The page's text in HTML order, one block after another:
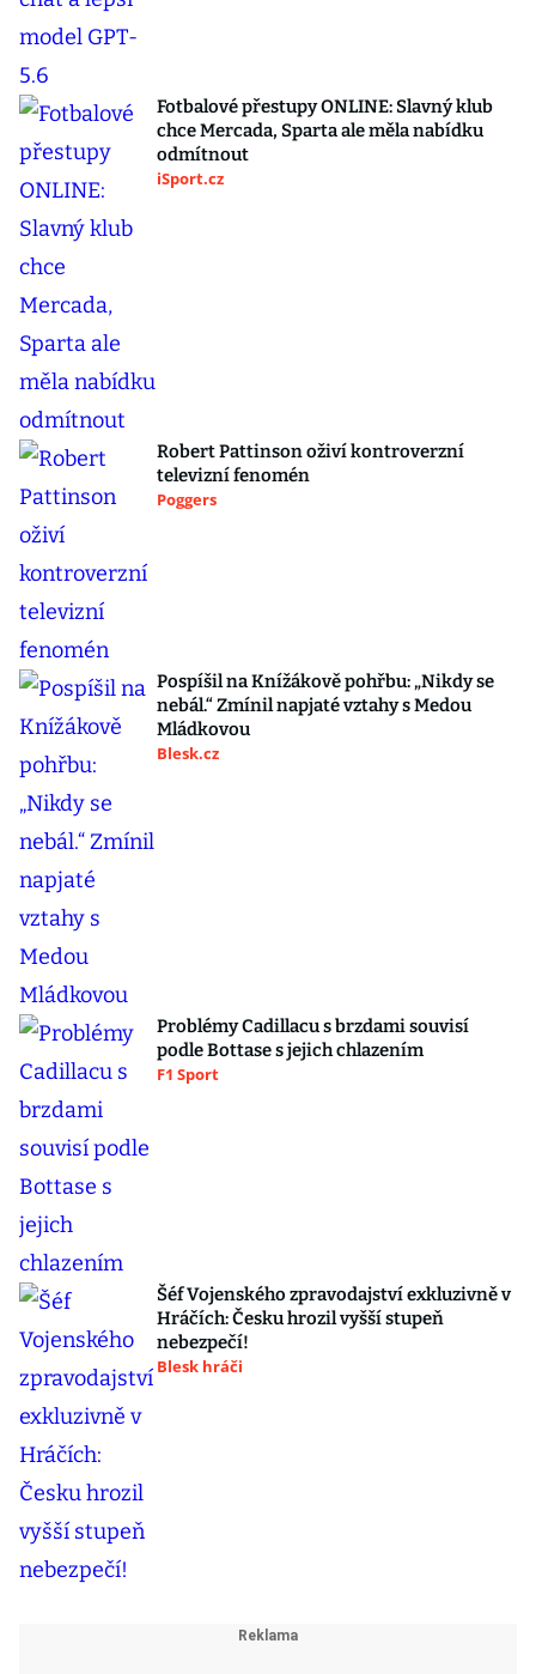
Fotbalové přestupy ONLINE: Slavný klub
chce Mercada, Sparta ale měla nabídku
odmítnout
iSport.cz
Robert Pattinson oživí kontroverzní
televizní fenomén
Poggers
Pospíšil na Knížákově pohřbu: „Nikdy se
nebál.“ Zmínil napjaté vztahy s Medou
Mládkovou
Blesk.cz
Problémy Cadillacu s brzdami souvisí
podle Bottase s jejich chlazením
F1 Sport
Šéf Vojenského zpravodajství exkluzivně v
Hráčích: Česku hrozil vyšší stupeň
nebezpečí!
Blesk hráči